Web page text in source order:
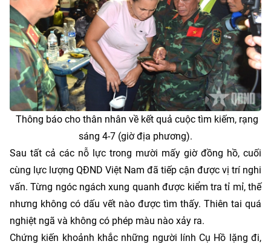
Thông báo cho thân nhân về kết quả cuộc tìm kiếm, rạng
sáng 4-7 (giờ địa phương).
Sau tất cả các nỗ lực trong mười mấy giờ đồng hồ, cuối
cùng lực lượng QĐND Việt Nam đã tiếp cận được vị trí nghi
vấn. Từng ngóc ngách xung quanh được kiểm tra tỉ mỉ, thế
nhưng không có dấu vết nào được tìm thấy. Thiên tai quá
nghiệt ngã và không có phép màu nào xảy ra.
Chứng kiến khoảnh khắc những người lính Cụ Hồ lặng đi,